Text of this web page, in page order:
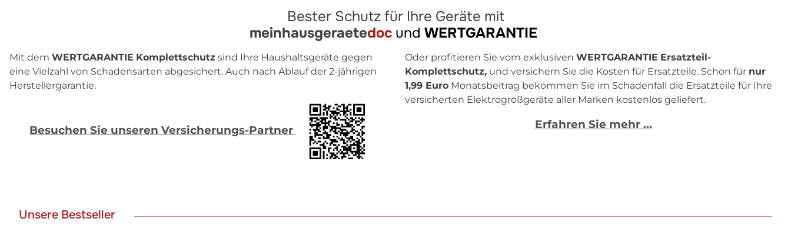
Bester Schutz für Ihre Geräte mit
meinhausgeraetedoc und WERTGARANTIE
Mit dem WERTGARANTIE Komplettschutz sind Ihre Haushaltsgeräte gegen
eine Vielzahl von Schadensarten abgesichert. Auch nach Ablauf der 2-jährigen
Herstellergarantie.
Besuchen Sie unseren Versicherungs-Partner
Oder profitieren Sie vom exklusiven WERTGARANTIE Ersatzteil-
Komplettschutz, und versichern Sie die Kosten für Ersatzteile. Schon für nur
1,99 Euro Monatsbeitrag bekommen Sie im Schadenfall die Ersatzteile für Ihre
versicherten Elektrogroßgeräte aller Marken kostenlos geliefert.
Erfahren Sie mehr ...
Unsere Bestseller